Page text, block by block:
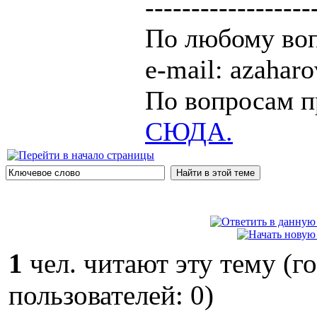
По любому
e-mail:
По вопросам
СЮДА.
1 чел. читают эту тему
пользователей: 0)